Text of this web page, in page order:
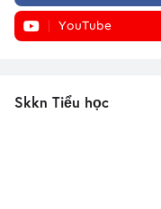
YouTube
Skkn Tiểu học